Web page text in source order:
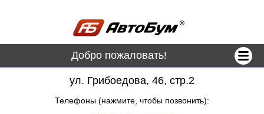
Добро пожаловать!
ул. Грибоедова, 46, стр.2
Телефоны (нажмите, чтобы позвонить):